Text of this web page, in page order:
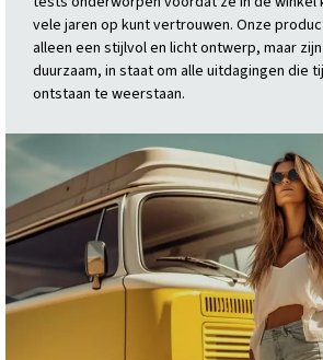
vele jaren op kunt vertrouwen. Onze
alleen een stijlvol en licht ontwerp, maar
duurzaam, in staat om alle uitdagingen die
ontstaan te weerstaan.